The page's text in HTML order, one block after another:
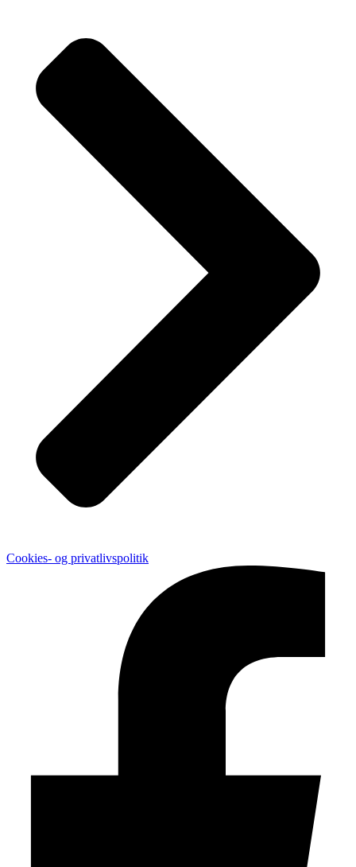
Cookies- og privatlivspolitik